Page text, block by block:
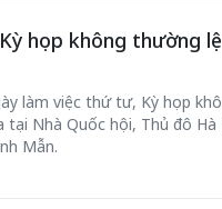
họp không thường
làm việc thứ tư, Kỳ họp
tại Nhà Quốc hội, Thủ đô
Mẫn.